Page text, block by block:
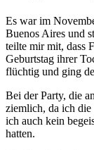
Es war im
Buenos Aires und
teilte mir mit, dass
Geburtstag ihrer
flüchtig und ging
Bei der Party, die
ziemlich, da ich
ich auch kein
hatten.